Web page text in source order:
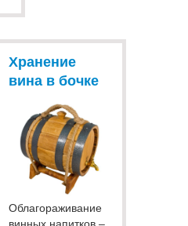
Хранение
вина в бочке
Облагораживание